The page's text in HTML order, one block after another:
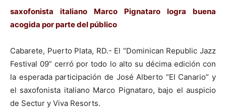
saxofonista italiano Marco Pignataro logra buena
acogida por parte del público
Cabarete, Puerto Plata, RD.- El “Dominican Republic Jazz
Festival 09” cerró por todo lo alto su décima edición con
la esperada participación de José Alberto “El Canario” y
el saxofonista italiano Marco Pignataro, bajo el auspicio
de Sectur y Viva Resorts.